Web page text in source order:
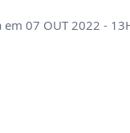
07 OUT 2022 -